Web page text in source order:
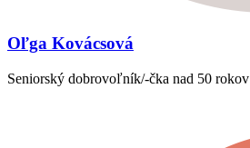
Oľga Kovácsová
Seniorský dobrovoľník/-čka nad 50 rokov